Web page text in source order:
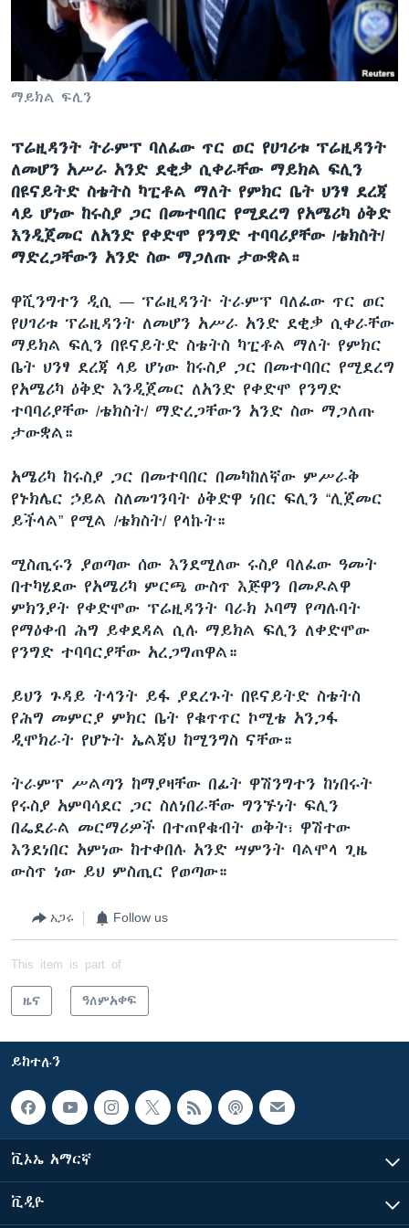
ቋንቋዎች
ማይክል ፍሊን
ፕሬዚዳንት ትራምፕ ባለፈው ጥር ወር የሀገሪቱ ፕሬዚዳንት
ለመሆን አሥራ አንድ ደቂቃ ሲቀራቸው ማይክል ፍሊን
በዩናይትድ ስቴትስ ካፒቶል ማለት የምክር ቤት ህንፃ ደረጃ
ላይ ሆነው ከሩስያ ጋር በመተባበር የሚደረግ የአሜሪካ ዕቅድ
እንዲጀመር ለአንድ የቀድሞ የንግድ ተባባሪያቸው /ቴክስት/
ማድረጋቸውን አንድ ስው ማጋለጡ ታውቋል።
ዋሺንግተን ዲሲ — ፕሬዚዳንት ትራምፕ ባለፈው ጥር ወር
የሀገሪቱ ፕሬዚዳንት ለመሆን አሥራ አንድ ደቂቃ ሲቀራቸው
ማይክል ፍሊን በዩናይትድ ስቴትስ ካፒቶል ማለት የምክር
ቤት ህንፃ ደረጃ ላይ ሆነው ከሩስያ ጋር በመተባበር የሚደረግ
የአሜሪካ ዕቅድ እንዲጀመር ለአንድ የቀድሞ የንግድ
ተባባሪያቸው /ቴክስት/ ማድረጋቸውን አንድ ስው ማጋለጡ
ታውቋል።
አሜሪካ ከሩስያ ጋር በመተባበር በመካከለኛው ምሥራቅ
የኑክሌር ኃይል ስለመገንባት ዕቅድዋ ነበር ፍሊን “ሊጀመር
ይችላል” የሚል /ቴክስት/ የላኩት።
ሚስጢሩን ያወጣው ሰው እንደሚለው ሩስያ ባለፈው ዓመት
በተካሄደው የአሜሪካ ምርጫ ውስጥ እጅዋን በመዶልዋ
ምክንያት የቀድሞው ፕሬዚዳንት ባራክ ኦባማ የጣሉባት
የማዕቀብ ሕግ ይቀደዳል ሲሉ ማይክል ፍሊን ለቀድሞው
የንግድ ተባባርያቸው አረጋግጠዋል።
ይህን ጉዳይ ትላንት ይፋ ያደረጉት በዩናይትድ ስቴትስ
የሕግ መምርያ ምክር ቤት የቁጥጥር ኮሚቴ አንጋፋ
ዲሞክራት የሆኑት ኤልጃህ ከሚንግስ ናቸው።
ትራምፕ ሥልጣን ከማያዛቸው በፊት ዋሽንግተን ከነበሩት
የሩስያ አምባሳደር ጋር ስለነበራቸው ግንኙነት ፍሊን
በፌደራል መርማሪዎች በተጠየቁብት ወቅት፣ ዋሽተው
እንደነበር አምነው ከተቀበሉ አንድ ሣምንት ባልሞላ ጊዜ
ውስጥ ነው ይህ ምስጢር የወጣው።
አጋሩ Follow us
This item is part of
ዜና ዓለምአቀፍ
ይከተሉን
ቪኦኤ አማርኛ
ቪዲዮ